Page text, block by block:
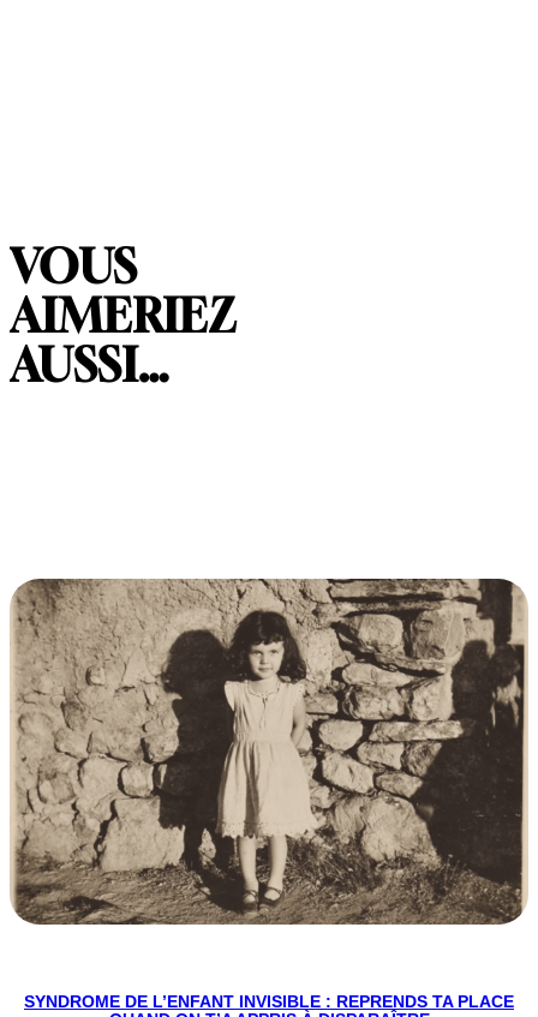
VOUS
AIMERIEZ
AUSSI…
SYNDROME DE L’ENFANT INVISIBLE : REPRENDS TA PLACE